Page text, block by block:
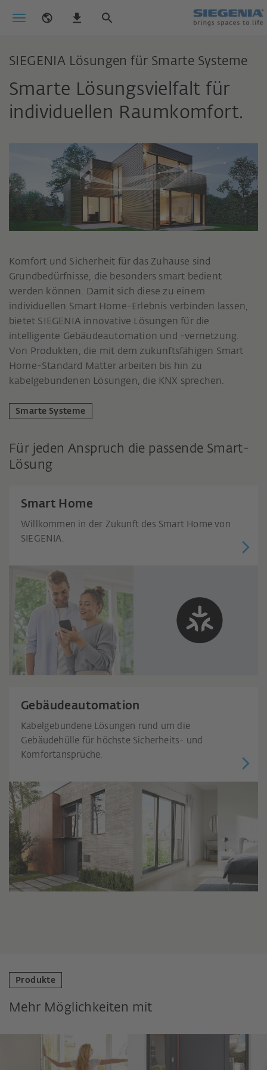
SIEGENIA Lösungen für Smarte Systeme
Smarte Lösungsvielfalt für
individuellen Raumkomfort.
Komfort und Sicherheit für das Zuhause sind
Grundbedürfnisse, die besonders smart bedient
werden können. Damit sich diese zu einem
individuellen Smart Home-Erlebnis verbinden lassen,
bietet SIEGENIA innovative Lösungen für die
intelligente Gebäudeautomation und -vernetzung.
Von Produkten, die mit dem zukunftsfähigen Smart
Home-Standard Matter arbeiten bis hin zu
kabelgebundenen Lösungen, die KNX sprechen.
Smarte Systeme
Für jeden Anspruch die passende Smart-
Lösung
Smart Home
Willkommen in der Zukunft des Smart Home von
SIEGENIA.
Gebäudeautomation
Kabelgebundene Lösungen rund um die
Gebäudehülle für höchste Sicherheits- und
Komfortansprüche.
Produkte
Mehr Möglichkeiten mit